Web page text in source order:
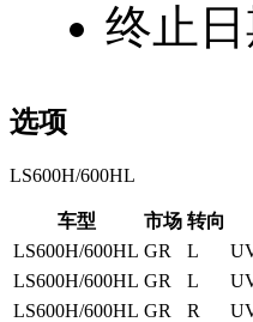
终止日
选项
LS600H/600HL
车型 市场 转向
LS600H/600HL GR L
LS600H/600HL GR L
LS600H/600HL GR R